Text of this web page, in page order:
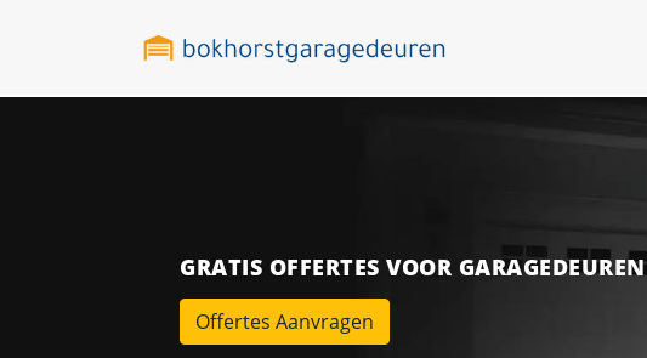
GRATIS OFFERTES VOOR GARAGEDEUREN
Offertes Aanvragen